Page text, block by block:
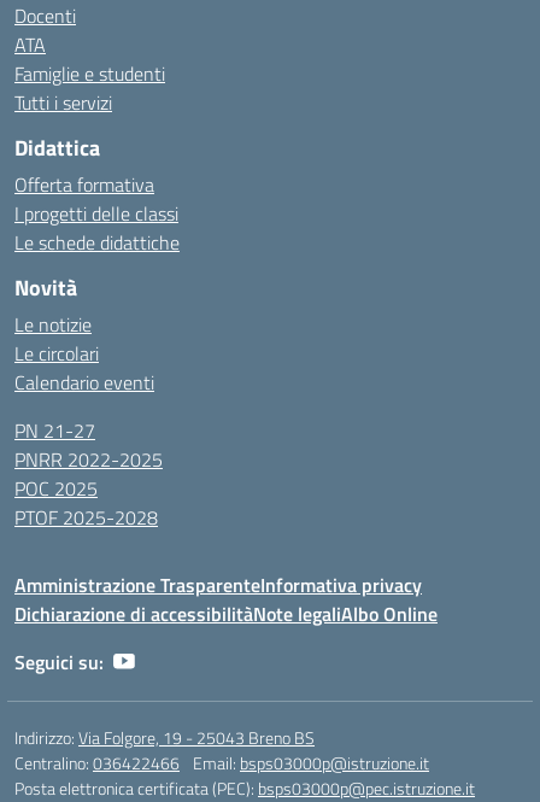
Docenti
ATA
Famiglie e studenti
Tutti i servizi
Didattica
Offerta formativa
I progetti delle classi
Le schede didattiche
Novità
Le notizie
Le circolari
Calendario eventi
PN 21-27
PNRR 2022-2025
POC 2025
PTOF 2025-2028
Amministrazione TrasparenteInformativa privacy
Dichiarazione di accessibilitàNote legaliAlbo Online
Seguici su:
Indirizzo:Via Folgore, 19 - 25043 Breno BS
Centralino:036422466 Email: bsps03000p@istruzione.it
Posta elettronica certificata (PEC): bsps03000p@pec.istruzione.it